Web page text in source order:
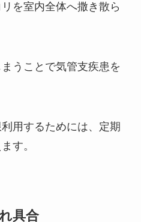
を室内全体へ撒き散ら
うことで気管支疾患を
用するためには、定期
す。
具合